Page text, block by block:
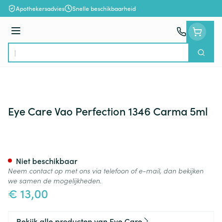
Ga naar de inhoud
Apothekersadvies Snelle beschikbaarheid
Menu
Product, merk, categorie...
Zoek
Eye Care Vao Perfection 1346 Carma 5ml
€ 13,00
Niet beschikbaar
Neem contact op met ons via telefoon of e-mail, dan bekijken
we samen de mogelijkheden.